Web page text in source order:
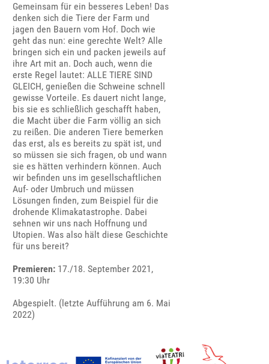
Gemeinsam für ein besseres Leben! Das
denken sich die Tiere der Farm und
jagen den Bauern vom Hof. Doch wie
geht das nun: eine gerechte Welt? Alle
bringen sich ein und packen jeweils auf
ihre Art mit an. Doch auch, wenn die
erste Regel lautet: ALLE TIERE SIND
GLEICH, genießen die Schweine schnell
gewisse Vorteile. Es dauert nicht lange,
bis sie es schließlich geschafft haben,
die Macht über die Farm völlig an sich
zu reißen. Die anderen Tiere bemerken
das erst, als es bereits zu spät ist, und
so müssen sie sich fragen, ob und wann
sie es hätten verhindern können. Auch
wir befinden uns im gesellschaftlichen
Auf- oder Umbruch und müssen
Lösungen finden, zum Beispiel für die
drohende Klimakatastrophe. Dabei
sehnen wir uns nach Hoffnung und
Utopien. Was also hält diese Geschichte
für uns bereit?
Premieren: 17./18. September 2021,
19:30 Uhr
Abgespielt. (letzte Aufführung am 6. Mai
2022)